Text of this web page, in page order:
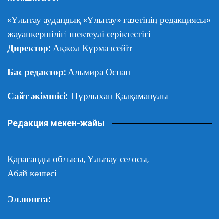
«Ұлытау аудандық «Ұлытау» газетінің редакциясы»
жауапкершілігі шектеулі серіктестігі
Директор: Ақжол Құрмансейіт
Бас редактор: Альмира Оспан
Сайт әкімшісі: Нұрлыхан Қалқаманұлы
Редакция мекен-жайы
Қарағанды облысы, Ұлытау селосы,
Абай көшесі
Эл.пошта: